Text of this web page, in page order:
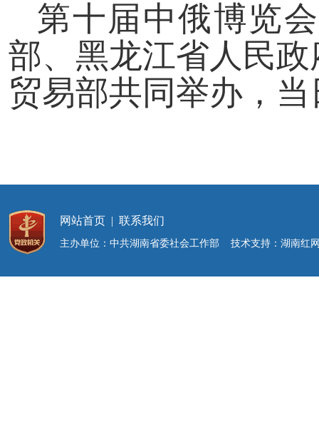
第十届中俄博览
部、黑龙江省人民
贸易部共同举办，
网站首页 |联系我们
主办单位：中共湖南省委社会工作部 技术支持：湖南红